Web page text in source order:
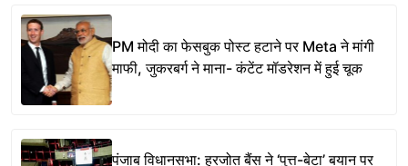
PM मोदी का फेसबुक पोस्ट हटाने पर Meta ने मांगी
माफी, जुकरबर्ग ने माना- कंटेंट मॉडरेशन में हुई चूक
पंजाब विधानसभा: हरजोत बैंस ने ‘पुत्त-बेटा’ बयान पर